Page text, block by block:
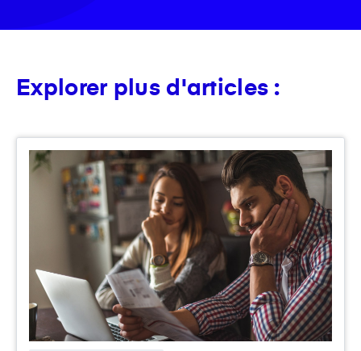
Explorer plus d'articles :